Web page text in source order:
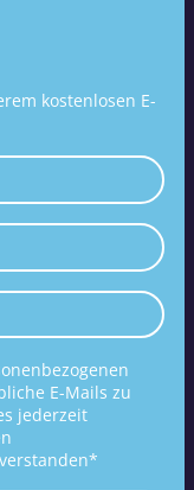
kostenlosen E-
E-Mails zu
jederzeit